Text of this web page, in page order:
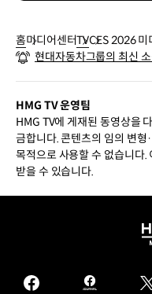
홈미디어센터TVCES 2026 미
현대자동차그룹의 최신
HMG TV 운영팀
HMG TV에 게재된 동영상을
금합니다. 콘텐츠의 임의 변형
목적으로 사용할 수 없습니다.
받을 수 있습니다.